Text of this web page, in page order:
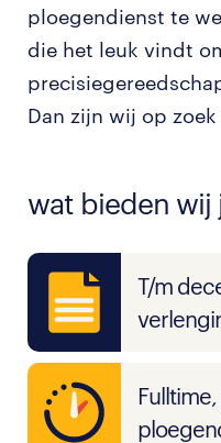
ploegendienst te
die het leuk vindt
Dan zijn wij op
wat bieden wij
T/m